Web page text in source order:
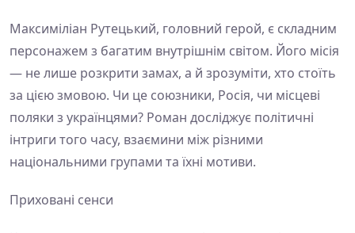
Максиміліан Рутецький, головний герой, є складним
персонажем з багатим внутрішнім світом. Його місія
— не лише розкрити замах, а й зрозуміти, хто стоїть
за цією змовою. Чи це союзники, Росія, чи місцеві
поляки з українцями? Роман досліджує політичні
інтриги того часу, взаємини між різними
національними групами та їхні мотиви.
Приховані сенси